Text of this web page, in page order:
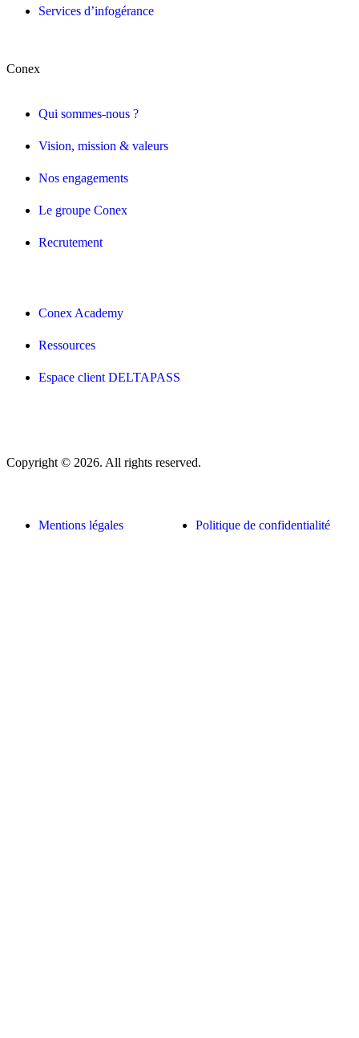
Services d’infogérance
Conex
Qui sommes-nous ?
Vision, mission & valeurs
Nos engagements
Le groupe Conex
Recrutement
Conex Academy
Ressources
Espace client DELTAPASS
Copyright © 2026. All rights reserved.
Mentions légales Politique de confidentialité